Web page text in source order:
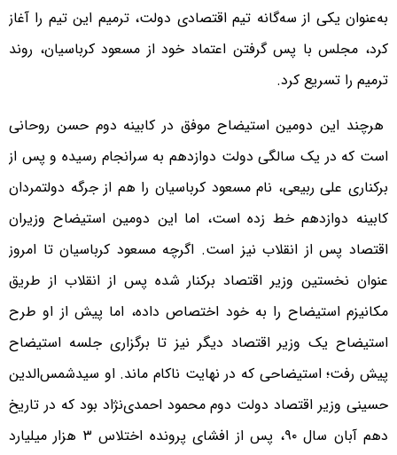
به‌عنوان یکی از سه‌گانه تیم اقتصادی دولت، ترمیم این تیم را آغاز
کرد، مجلس با پس گرفتن اعتماد خود از مسعود کرباسیان، روند
ترمیم را تسریع کرد.
هرچند این دومین استیضاح موفق در کابینه دوم حسن روحانی
است که در یک سالگی دولت دوازدهم به سرانجام رسیده و پس از
برکناری علی ربیعی، نام مسعود کرباسیان را هم از جرگه دولتمردان
کابینه دوازدهم خط زده است، اما این دومین استیضاح وزیران
اقتصاد پس از انقلاب نیز است. اگرچه مسعود کرباسیان تا امروز
عنوان نخستین وزیر اقتصاد برکنار شده پس از انقلاب از طریق
مکانیزم استیضاح را به خود اختصاص داده، اما پیش از او طرح
استیضاح یک وزیر اقتصاد دیگر نیز تا برگزاری جلسه استیضاح
پیش رفت؛ استیضاحی که در نهایت ناکام ماند. او سید‌شمس‌الدین
حسینی وزیر اقتصاد دولت دوم محمود احمدی‌نژاد بود که در تاریخ
دهم آبان سال ۹۰، پس از افشای پرونده اختلاس ۳ هزار میلیارد